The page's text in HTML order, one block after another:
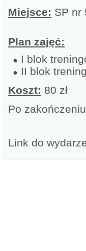
Miejsce: SP nr
Plan zajęć:
I blok
II blok
Koszt: 80 zł
Po
Link do